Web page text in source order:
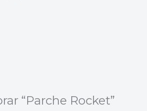
“Parche Rocket”